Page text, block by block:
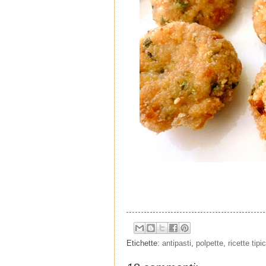
Etichette: antipasti, polpette, ricette